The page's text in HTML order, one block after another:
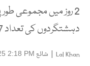
2 روز میں مجموعی
دہشتگردوں کی تعداد 47 ہوگئی ہے، آئی ایس پی آر
Lal Khan
| شائع 2:18 PM